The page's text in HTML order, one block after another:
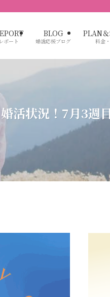
ポート
BLOG
婚活応援ブログ
PLAN
料金
活状況！7月3週